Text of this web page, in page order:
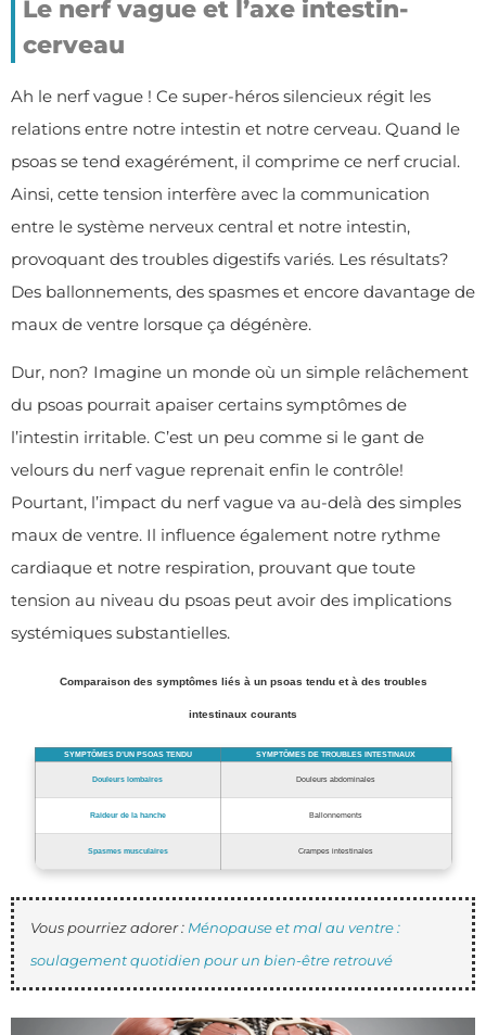
Le nerf vague et l’axe intestin-
cerveau
Ah le nerf vague ! Ce super-héros silencieux régit les
relations entre notre intestin et notre cerveau. Quand le
psoas se tend exagérément, il comprime ce nerf crucial.
Ainsi, cette tension interfère avec la communication
entre le système nerveux central et notre intestin,
provoquant des troubles digestifs variés. Les résultats?
Des ballonnements, des spasmes et encore davantage de
maux de ventre lorsque ça dégénère.
Dur, non? Imagine un monde où un simple relâchement
du psoas pourrait apaiser certains symptômes de
l’intestin irritable. C’est un peu comme si le gant de
velours du nerf vague reprenait enfin le contrôle!
Pourtant, l’impact du nerf vague va au-delà des simples
maux de ventre. Il influence également notre rythme
cardiaque et notre respiration, prouvant que toute
tension au niveau du psoas peut avoir des implications
systémiques substantielles.
Comparaison des symptômes liés à un psoas tendu et à des troubles
intestinaux courants
SYMPTÔMES D’UN PSOAS TENDU SYMPTÔMES DE TROUBLES INTESTINAUX
Douleurs lombaires Douleurs abdominales
Raideur de la hanche Ballonnements
Spasmes musculaires Crampes intestinales
Vous pourriez adorer : Ménopause et mal au ventre :
soulagement quotidien pour un bien-être retrouvé